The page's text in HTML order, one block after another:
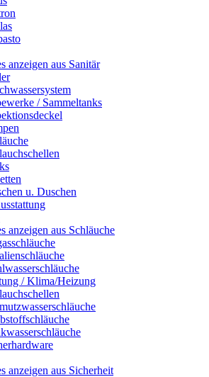
anzeigen aus Sanitär
/ Sammeltanks
u. Duschen
anzeigen aus Schläuche
/ Klima/Heizung
anzeigen aus Sicherheit